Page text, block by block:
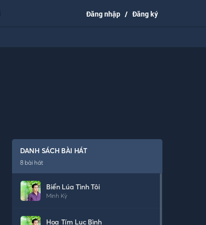
Đăng nhập / Đăng ký
DANH SÁCH BÀI HÁT
8bài hát
Biển Lúa Tình Tôi
Minh Kỳ
Hoa Tím Lục Bình